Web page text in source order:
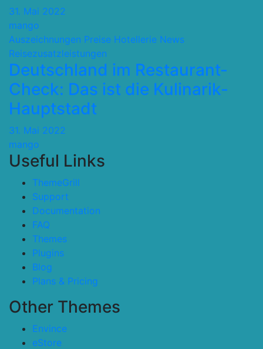
31. Mai 2022
mango
Auszeichnungen Preise Hotellerie News
Reisezusatzleistungen
Deutschland im Restaurant-
Check: Das ist die Kulinarik-
Hauptstadt
31. Mai 2022
mango
Useful Links
ThemeGrill
Support
Documentation
FAQ
Themes
Plugins
Blog
Plans & Pricing
Other Themes
Envince
eStore